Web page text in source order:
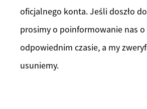
oficjalnego konta. Jeśli doszło
prosimy o poinformowanie nas
odpowiednim czasie, a my
usuniemy.